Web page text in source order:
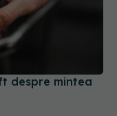
despre mintea